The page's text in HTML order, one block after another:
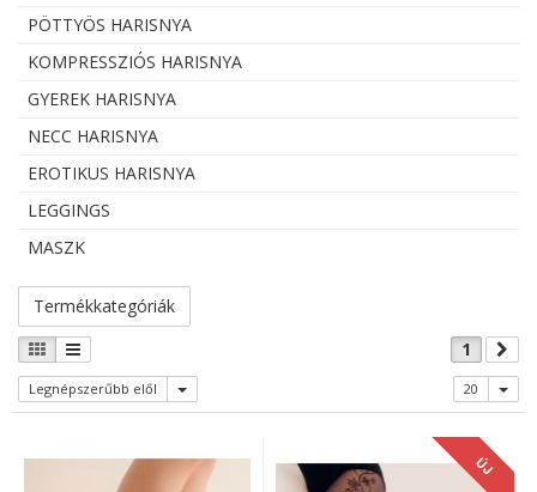
PÖTTYÖS HARISNYA
KOMPRESSZIÓS HARISNYA
GYEREK HARISNYA
NECC HARISNYA
EROTIKUS HARISNYA
LEGGINGS
MASZK
Termékkategóriák
1
Legnépszerűbb elől 20
ÚJ